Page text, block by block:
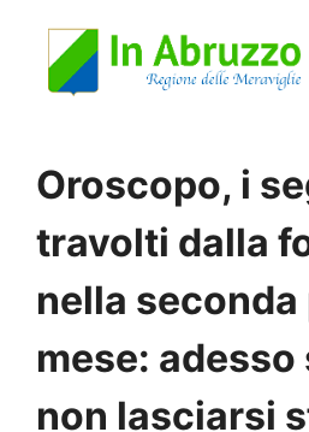
Oroscopo, i
travolti dalla
nella
mese: adesso
non lasciarsi